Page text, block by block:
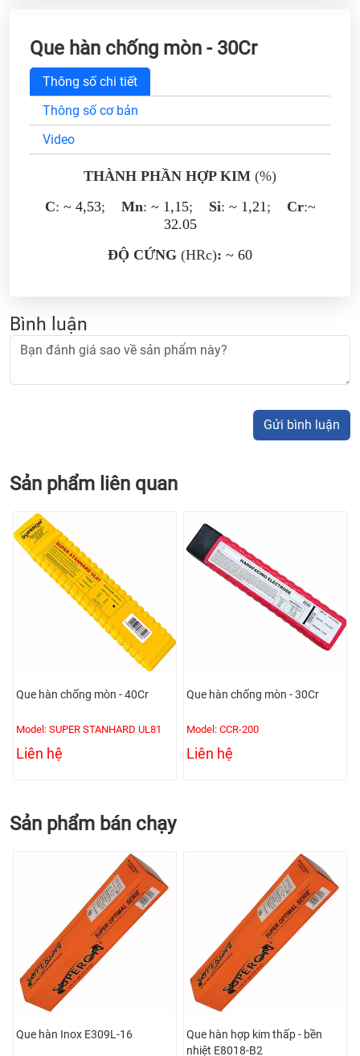
Que hàn chống mòn - 30Cr
Thông số chi tiết
Thông số cơ bản
Video
THÀNH PHẦN HỢP KIM (%)
C: ~ 4,53; Mn: ~ 1,15; Si: ~ 1,21 ; Cr:~
32.05
ĐỘ CỨNG (HRc): ~ 60
Bình luận
Gửi bình luận
Sản phẩm liên quan
Que hàn chống mòn - 40Cr
Model: SUPER STANHARD UL81
Liên hệ
Que hàn chống mòn - 30Cr
Model: CCR-200
Liên hệ
Sản phẩm bán chạy
Que hàn Inox E309L-16
Que hàn hợp kim thấp - bền
nhiệt E8018-B2